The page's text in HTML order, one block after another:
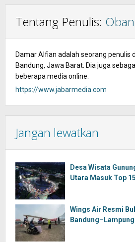
Tentang Penulis: Oban
Damar Alfian adalah seorang penulis
Bandung, Jawa Barat. Dia juga
beberapa media online.
https://www.jabarmedia.com
Jangan lewatkan
Desa Wisata
Utara Masuk Top
Wings Air Resmi